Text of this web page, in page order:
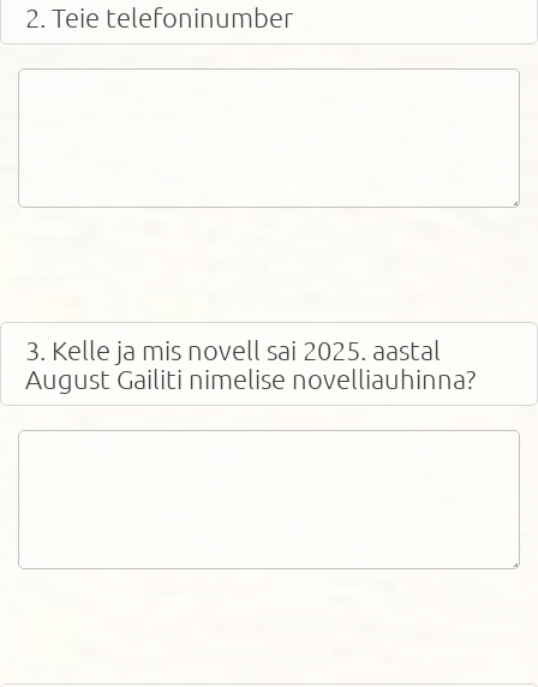
2. Teie telefoninumber
3. Kelle ja mis novell sai 2025. aastal
August Gailiti nimelise novelliauhinna?